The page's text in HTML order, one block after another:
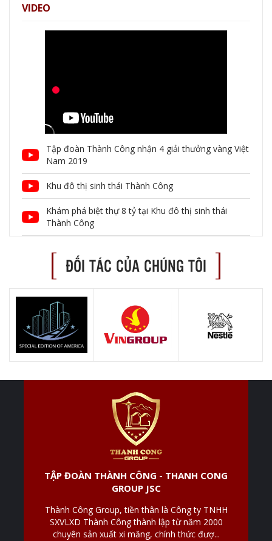
VIDEO
Tập đoàn Thành Công nhận 4 giải thưởng vàng Việt
Nam 2019
Khu đô thị sinh thái Thành Công
Khám phá biệt thự 8 tỷ tại Khu đô thị sinh thái
Thành Công
ĐỐI TÁC CỦA CHÚNG TÔI
TẬP ĐOÀN THÀNH CÔNG - THANH CONG
GROUP JSC
Thành Công Group, tiền thân là Công ty TNHH
SXVLXD Thành Công thành lập từ năm 2000
chuyên sản xuất xi măng, chính thức đượ...